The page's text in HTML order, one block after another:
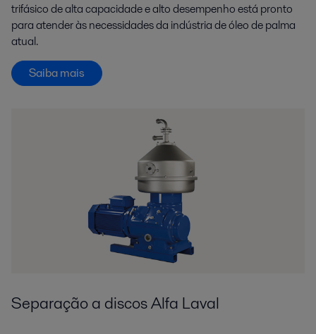
trifásico de alta capacidade e alto desempenho está pronto
para atender às necessidades da indústria de óleo de palma
atual.
Saiba mais
Separação a discos Alfa Laval